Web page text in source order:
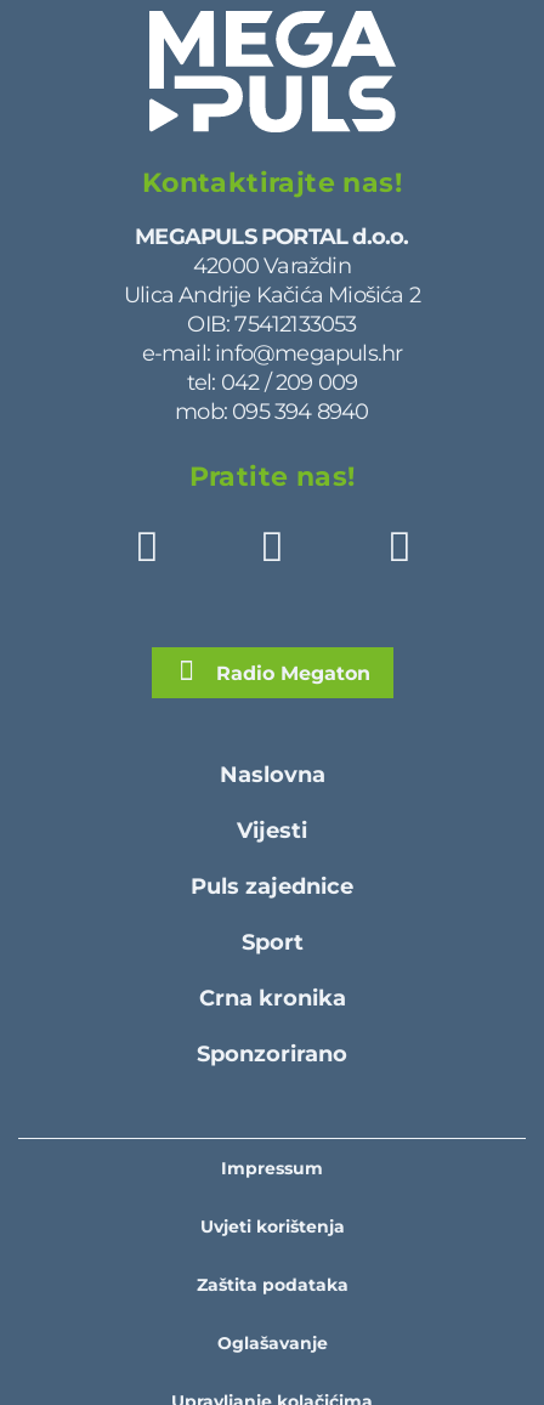
Kontaktirajte nas!
MEGAPULS PORTAL d.o.o.
42000 Varaždin
Ulica Andrije Kačića Miošića 2
OIB: 75412133053
e-mail: info@megapuls.hr
tel: 042 / 209 009
mob: 095 394 8940
Pratite nas!
Radio Megaton
Naslovna
Vijesti
Puls zajednice
Sport
Crna kronika
Sponzorirano
Impressum
Uvjeti korištenja
Zaštita podataka
Oglašavanje